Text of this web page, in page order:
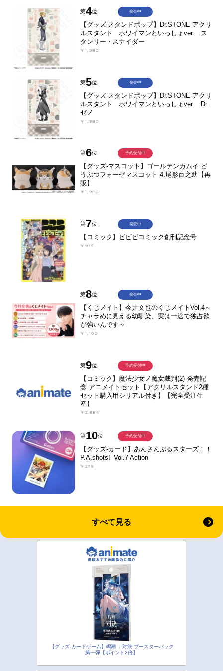
第4位
【グッズ-スタンドポップ】Dr.STONE アクリ
ルスタンド ホワイマンといっしょver. ス
タンリー・スナイダー
￥1,980
発売中
第5位
【グッズ-スタンドポップ】Dr.STONE アクリ
ルスタンド ホワイマンといっしょver. Dr.
ゼノ
￥1,980
発売中
第6位
【グッズ-マスコット】ゴールデンカムイ ど
うぶつフォーゼマスコット 4.尾形百之助【再
販】
￥1,980
予約受付中
第7位
【コミック】ビビビコミック創刊記念号
￥935
発売中
第8位
【くじメイト】今井文也のくじメイトVol.4～
チャラめに見える幼馴染、実は一途で独占欲
が強いんです～
￥1,100
発売中
第9位
【コミック】魔法少女ノ魔女裁判(2) 発売記
念 アニメイトセット【アクリルスタンド2種
セット購入用シリアル付き】【完全受注生
産】
￥2,684
予約受付中
第10位
【グッズ-カード】あんさんぶるスターズ！！
P.A.shots!! Vol.7 Action
￥275
予約受付中
すべて見る
【グッズ-カードゲーム】鳴潮 ：対決 ブースターパック
第一弾【ポイント2倍】